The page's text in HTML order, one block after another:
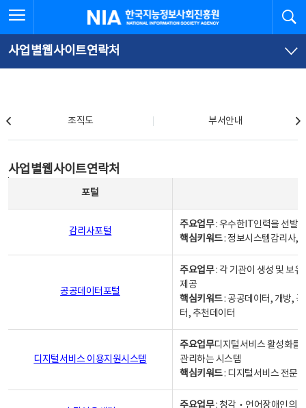
문
로
가
체
뉴
바
가
한국지능정보사회진흥원
사업별웹사이트연락처
조직도 부서안내
사업별웹사이트연락처
포털
감리사포털
주요업무: 우수한IT인력을 선발
핵심키워드: 정보시스템감리사,
공공데이터포털
주요업무: 각 기관이 생성 및 보
제공
핵심키워드: 공공데이터, 개방,
터, 추천데이터
디지털서비스 이용지원시스템
주요업무디지털서비스 활성화를
관리하는 시스템
핵심키워드: 디지털서비스 전문
주요업무: 청각‧언어장애인의